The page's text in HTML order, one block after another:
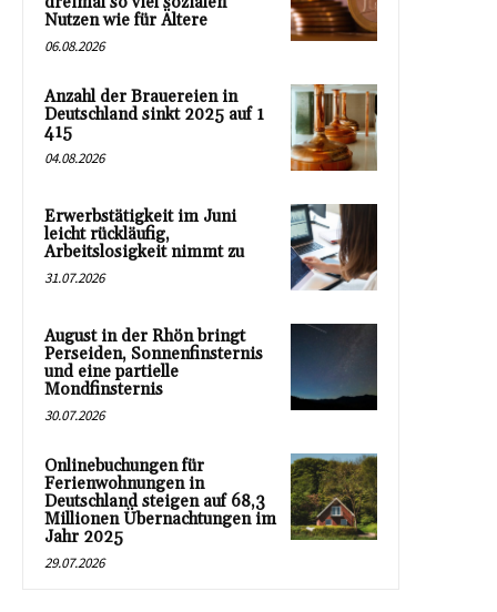
Nutzen wie für Ältere
06.08.2026
Anzahl der Brauereien in
Deutschland sinkt 2025 auf 1
415
04.08.2026
Erwerbstätigkeit im Juni
leicht rückläufig,
Arbeitslosigkeit nimmt zu
31.07.2026
August in der Rhön bringt
Perseiden, Sonnenfinsternis
und eine partielle
Mondfinsternis
30.07.2026
Onlinebuchungen für
Ferienwohnungen in
Deutschland steigen auf 68,3
Millionen Übernachtungen im
Jahr 2025
29.07.2026